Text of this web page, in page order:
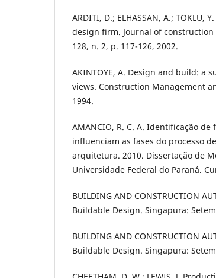
ARDITI, D.; ELHASSAN, A.;
design firm. Journal of
128, n. 2, p. 117-126, 2002.
AKINTOYE, A. Design and build: a
views. Construction Management
1994.
AMANCIO, R. C. A. Identificação
influenciam as fases do processo
arquitetura. 2010. Dissertação de
Universidade Federal do Paraná.
BUILDING AND CONSTRUCTION
Buildable Design. Singapura:
BUILDING AND CONSTRUCTION
Buildable Design. Singapura: